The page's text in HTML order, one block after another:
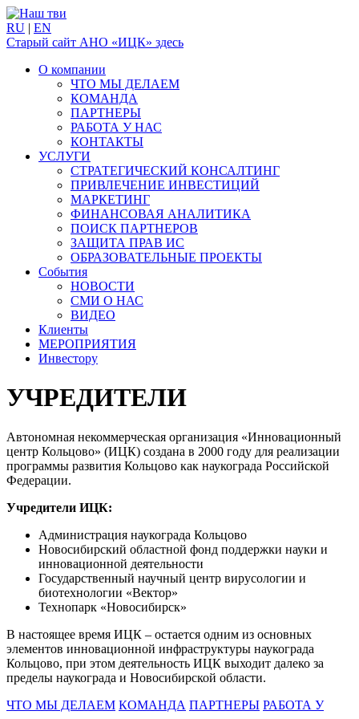
RU | EN
Старый сайт АНО «ИЦК» здесь
О компании
ЧТО МЫ ДЕЛАЕМ
КОМАНДА
ПАРТНЕРЫ
РАБОТА У НАС
КОНТАКТЫ
УСЛУГИ
СТРАТЕГИЧЕСКИЙ КОНСАЛТИНГ
ПРИВЛЕЧЕНИЕ ИНВЕСТИЦИЙ
МАРКЕТИНГ
ФИНАНСОВАЯ АНАЛИТИКА
ПОИСК ПАРТНЕРОВ
ЗАЩИТА ПРАВ ИС
ОБРАЗОВАТЕЛЬНЫЕ ПРОЕКТЫ
События
НОВОСТИ
СМИ О НАС
ВИДЕО
Клиенты
МЕРОПРИЯТИЯ
Инвестору
УЧРЕДИТЕЛИ
Автономная некоммерческая организация «Инновационный
центр Кольцово» (ИЦК) создана в 2000 году для реализации
программы развития Кольцово как наукограда Российской
Федерации.
Учредители ИЦК:
Администрация наукограда Кольцово
Новосибирский областной фонд поддержки науки и
инновационной деятельности
Государственный научный центр вирусологии и
биотехнологии «Вектор»
Технопарк «Новосибирск»
В настоящее время ИЦК – остается одним из основных
элементов инновационной инфраструктуры наукограда
Кольцово, при этом деятельность ИЦК выходит далеко за
пределы наукограда и Новосибирской области.
ЧТО МЫ ДЕЛАЕМ КОМАНДА ПАРТНЕРЫ РАБОТА У